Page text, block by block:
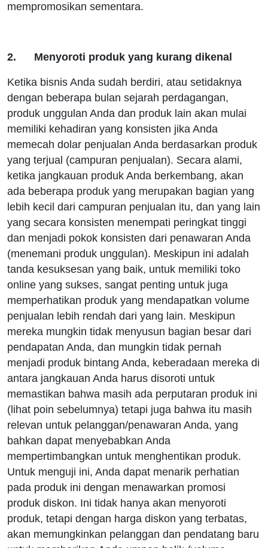
mempromosikan sementara.
2. Menyoroti produk yang kurang dikenal
Ketika bisnis Anda sudah berdiri, atau setidaknya
dengan beberapa bulan sejarah perdagangan,
produk unggulan Anda dan produk lain akan mulai
memiliki kehadiran yang konsisten jika Anda
memecah dolar penjualan Anda berdasarkan produk
yang terjual (campuran penjualan). Secara alami,
ketika jangkauan produk Anda berkembang, akan
ada beberapa produk yang merupakan bagian yang
lebih kecil dari campuran penjualan itu, dan yang lain
yang secara konsisten menempati peringkat tinggi
dan menjadi pokok konsisten dari penawaran Anda
(menemani produk unggulan). Meskipun ini adalah
tanda kesuksesan yang baik, untuk memiliki toko
online yang sukses, sangat penting untuk juga
memperhatikan produk yang mendapatkan volume
penjualan lebih rendah dari yang lain. Meskipun
mereka mungkin tidak menyusun bagian besar dari
pendapatan Anda, dan mungkin tidak pernah
menjadi produk bintang Anda, keberadaan mereka di
antara jangkauan Anda harus disoroti untuk
memastikan bahwa masih ada perputaran produk ini
(lihat poin sebelumnya) tetapi juga bahwa itu masih
relevan untuk pelanggan/penawaran Anda, yang
bahkan dapat menyebabkan Anda
mempertimbangkan untuk menghentikan produk.
Untuk menguji ini, Anda dapat menarik perhatian
pada produk ini dengan menawarkan promosi
produk diskon. Ini tidak hanya akan menyoroti
produk, tetapi dengan harga diskon yang terbatas,
akan memungkinkan pelanggan dan pendatang baru